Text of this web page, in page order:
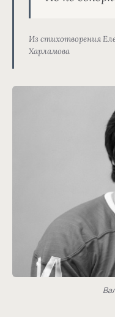
Из стихотворения
Харламова